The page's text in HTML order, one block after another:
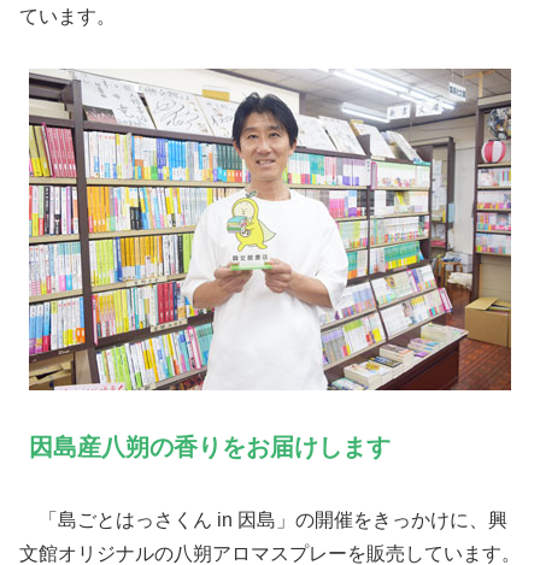
ています。
因島産八朔の香りをお届けします
「島ごとはっさくん in 因島」の開催をきっかけに、興
文館オリジナルの八朔アロマスプレーを販売しています。